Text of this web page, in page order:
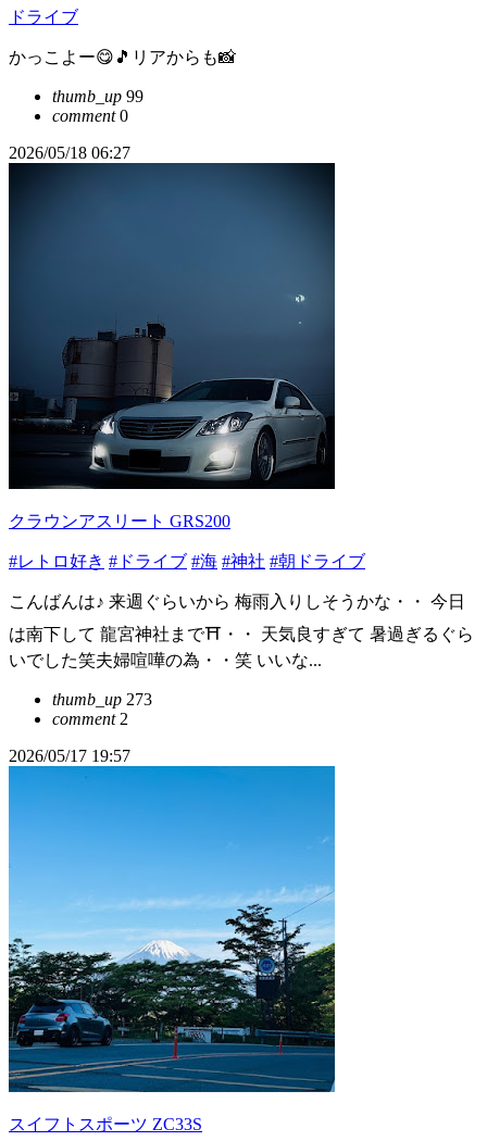
ドライブ
かっこよー😋🎵リアからも📸
thumb_up 99
comment0
2026/05/18 06:27
クラウンアスリート GRS200
#レトロ好き #ドライブ #海 #神社 #朝ドライブ
こんばんは♪ 来週ぐらいから 梅雨入りしそうかな・・ 今日
は南下して 龍宮神社まで⛩️・・ 天気良すぎて 暑過ぎるぐら
いでした笑夫婦喧嘩の為・・笑 いいな...
thumb_up 273
comment2
2026/05/17 19:57
スイフトスポーツ ZC33S